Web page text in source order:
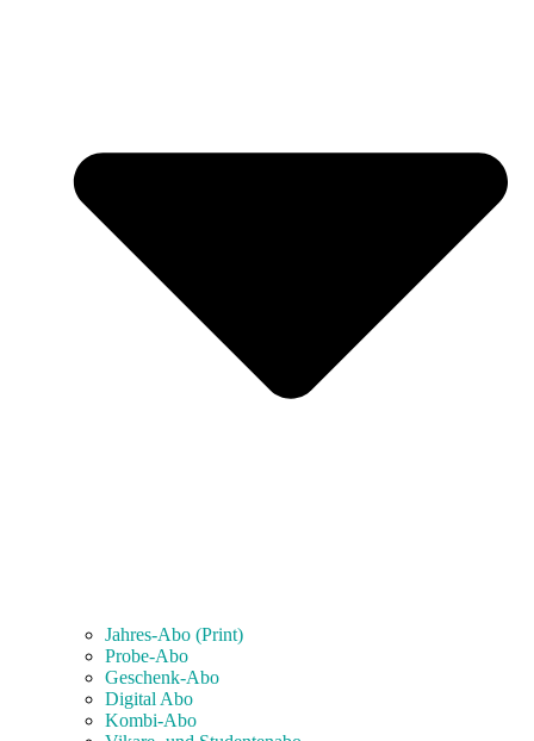
Jahres-Abo (Print)
Probe-Abo
Geschenk-Abo
Digital Abo
Kombi-Abo